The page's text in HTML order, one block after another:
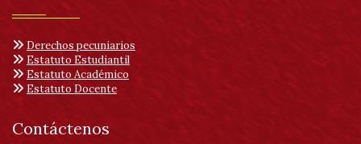
Derechos pecuniarios
Estatuto Estudiantil
Estatuto Académico
Estatuto Docente
Contáctenos